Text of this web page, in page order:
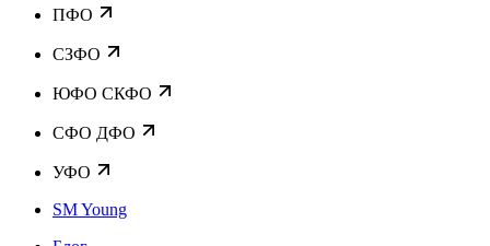
ПФО
СЗФО
ЮФО СКФО
CФО ДФО
УФО
SM Young